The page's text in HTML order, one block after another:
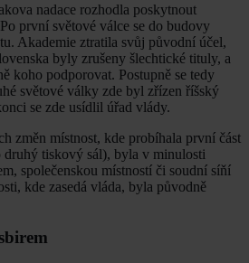
nadace rozhodla poskytnout
první světové válce se do budovy
Akademie ztratila svůj původní účel,
byly zrušeny šlechtické tituly, a
koho podporovat. Postupně se tedy
světové války zde byl zřízen říšský
se zde usídlil úřad vlády.
změn místnost, kde probíhala první část
druhý tiskový sál), byla v minulosti
společenskou místností či soudní síňí
kde zasedá vláda, byla původně